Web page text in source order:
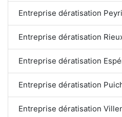
Entreprise dératisation
Entreprise dératisation
Entreprise dératisation
Entreprise dératisation
Entreprise dératisation